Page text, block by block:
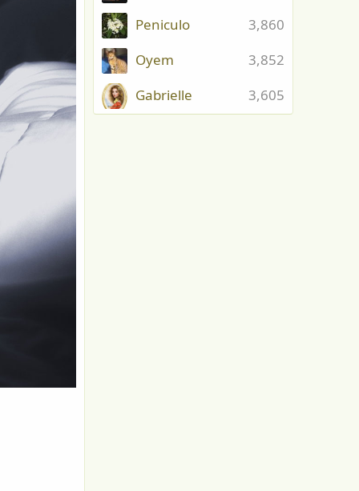
3,860
Peniculo
3,852
Oyem
3,605
Gabrielle